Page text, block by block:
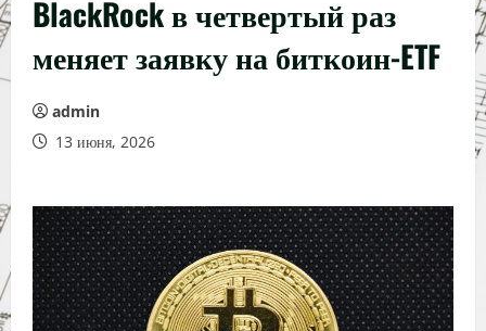
BlackRock в четвертый раз
меняет заявку на биткоин-ETF
admin
13 июня, 2026